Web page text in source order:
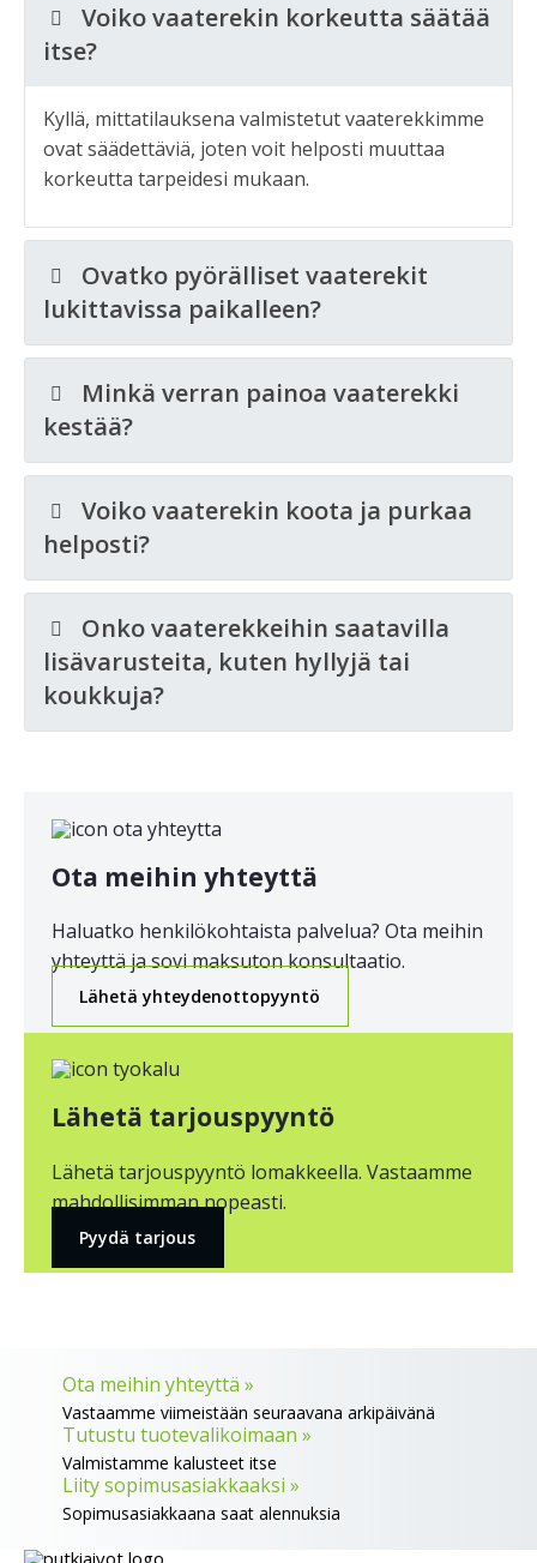
Voiko vaaterekin korkeutta säätää
itse?
Kyllä, mittatilauksena valmistetut vaaterekkimme
ovat säädettäviä, joten voit helposti muuttaa
korkeutta tarpeidesi mukaan.
Ovatko pyörälliset vaaterekit
lukittavissa paikalleen?
Minkä verran painoa vaaterekki
kestää?
Voiko vaaterekin koota ja purkaa
helposti?
Onko vaaterekkeihin saatavilla
lisävarusteita, kuten hyllyjä tai
koukkuja?
Ota meihin yhteyttä
Haluatko henkilökohtaista palvelua? Ota meihin
yhteyttä ja sovi maksuton konsultaatio.
Lähetä yhteydenottopyyntö
Lähetä tarjouspyyntö
Lähetä tarjouspyyntö lomakkeella. Vastaamme
mahdollisimman nopeasti.
Pyydä tarjous
Ota meihin yhteyttä »
Vastaamme viimeistään seuraavana arkipäivänä
Tutustu tuotevalikoimaan »
Valmistamme kalusteet itse
Liity sopimusasiakkaaksi »
Sopimusasiakkaana saat alennuksia